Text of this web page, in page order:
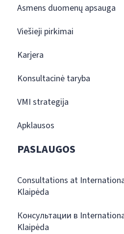
Asmens duomenų apsauga
Viešieji pirkimai
Karjera
Konsultacinė taryba
VMI strategija
Apklausos
PASLAUGOS
Consultations at
Klaipėda
Консультации в
Klaipėda